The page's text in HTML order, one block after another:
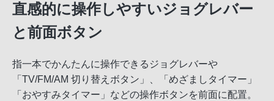
直感的に操作しやすいジョグレバー
と前面ボタン
指一本でかんたんに操作できるジョグレバーや
「TV/FM/AM 切り替えボタン」、「めざましタイマー」
「おやすみタイマー」などの操作ボタンを前面に配置。